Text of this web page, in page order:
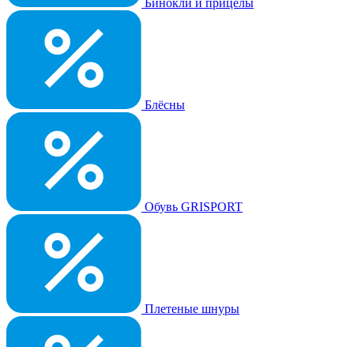
Бинокли и прицелы
Блёсны
Обувь GRISPORT
Плетеные шнуры